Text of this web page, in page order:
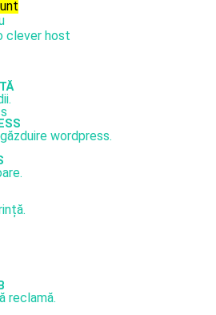
wordpress.
reclamă.